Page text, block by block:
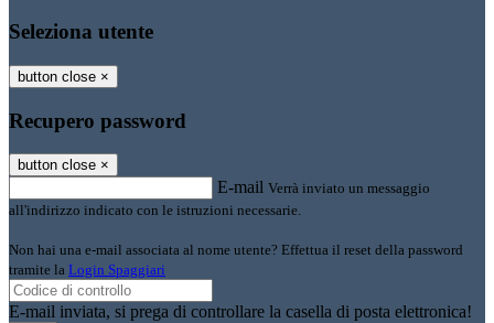
Seleziona utente
button close ×
Recupero password
button close ×
E-mail Verrà inviato un messaggio
all'indirizzo indicato con le istruzioni necessarie.
Non hai una e-mail associata al nome utente? Effettua il reset della password
tramite la Login Spaggiari
E-mail inviata, si prega di controllare la casella di posta elettronica!